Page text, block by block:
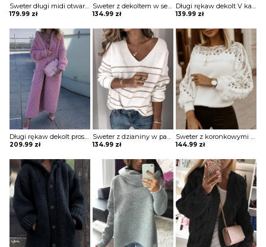
Sweter długi midi otwarty z kapturem długi rękaw napis z tyłu luźny szeroki kurtka płaszcz Norry
179.99 zł
Sweter z dekoltem w serek Cherilynn
134.99 zł
Długi rękaw dekolt V kaptur dzianina jodełka luźny casual jednolity na co dzień jesień zima sweter Petrica
139.99 zł
Długi rękaw dekolt prosty rozpinany kaptur kieszenie dzianina luźny miękki casual na co dzień jesień zima płaszcz sweter Magdalenka
209.99 zł
Sweter z dzianiny w paski dekoltem szpic Jinsun
134.99 zł
Sweter z koronkowymi rękawami gipiury Natisha
144.99 zł